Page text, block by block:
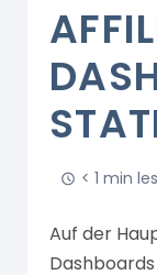
< 1 min
Auf der